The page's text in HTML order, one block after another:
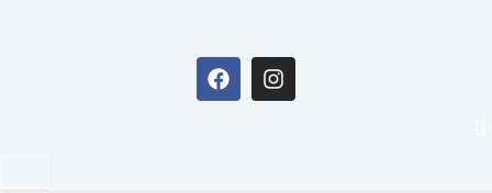
F
a
I
n